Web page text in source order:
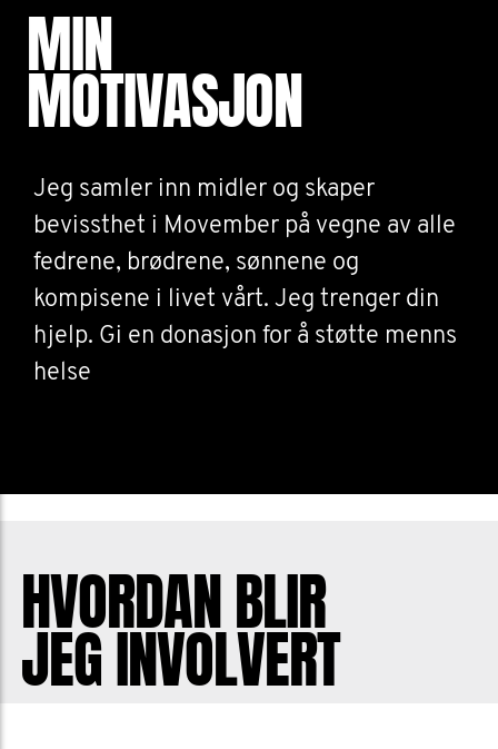
MIN
MOTIVASJON
Jeg samler inn midler og skaper
bevissthet i Movember på vegne av alle
fedrene, brødrene, sønnene og
kompisene i livet vårt. Jeg trenger din
hjelp. Gi en donasjon for å støtte menns
helse
HVORDAN BLIR
JEG INVOLVERT